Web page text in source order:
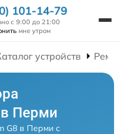
101-14-79
с 9:00 до 21:00
мне утром
устройств
в Перми
G8 в Перми с